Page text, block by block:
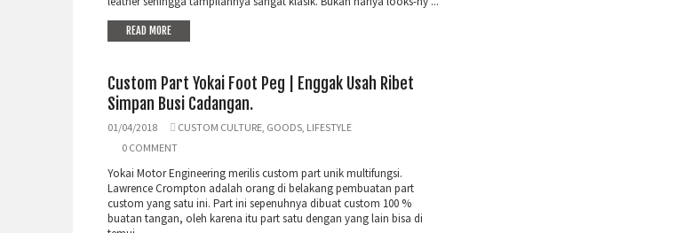
READ MORE
Custom Part Yokai Foot Peg | Enggak Usah Ribet
Simpan Busi Cadangan.
01/04/2018 CUSTOM CULTURE, GOODS, LIFESTYLE
0 COMMENT
Yokai Motor Engineering merilis custom part unik multifungsi.
Lawrence Crompton adalah orang di belakang pembuatan part
custom yang satu ini. Part ini sepenuhnya dibuat custom 100 %
buatan tangan, oleh karena itu part satu dengan yang lain bisa di